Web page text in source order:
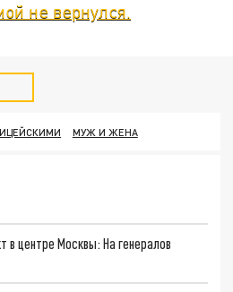
не вернулся.
МУЖ И ЖЕНА
в центре Москвы: На генералов